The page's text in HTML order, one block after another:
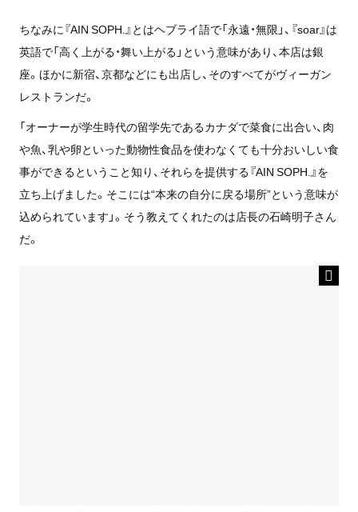
ちなみに『AIN SOPH.』とはヘブライ語で「永遠・無限」、『soar』は
英語で「高く上がる・舞い上がる」という意味があり、本店は銀
座。ほかに新宿、京都などにも出店し、そのすべてがヴィーガン
レストランだ。
「オーナーが学生時代の留学先であるカナダで菜食に出合い、肉
や魚、乳や卵といった動物性食品を使わなくても十分おいしい食
事ができるということ知り、それらを提供する『AIN SOPH.』を
立ち上げました。そこには“本来の自分に戻る場所”という意味が
込められています」。そう教えてくれたのは店長の石崎明子さん
だ。